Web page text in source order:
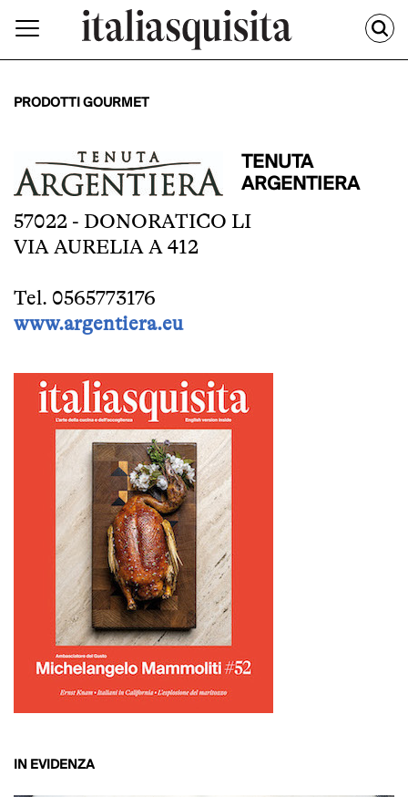
PRODOTTI GOURMET
TENUTA
ARGENTIERA
57022 - DONORATICO LI
VIA AURELIA A 412
Tel. 0565773176
www.argentiera.eu
IN EVIDENZA